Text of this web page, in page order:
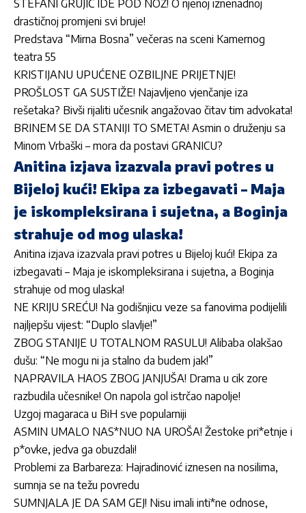
STEFANI GRUJIĆ IDE POD NOŽ! O njenoj iznenadnoj
drastičnoj promjeni svi bruje!
Predstava “Mirna Bosna” večeras na sceni Kamernog
teatra 55
KRISTIJANU UPUĆENE OZBILJNE PRIJETNJE!
PROŠLOST GA SUSTIŽE! Najavljeno vjenčanje iza
rešetaka? Bivši rijaliti učesnik angažovao čitav tim advokata!
BRINEM SE DA STANIJI TO SMETA! Asmin o druženju sa
Minom Vrbaški – mora da postavi GRANICU?
Anitina izjava izazvala pravi potres u
Bijeloj kući! Ekipa za izbegavati – Maja
je iskompleksirana i sujetna, a Boginja
strahuje od mog ulaska!
Anitina izjava izazvala pravi potres u Bijeloj kući! Ekipa za
izbegavati – Maja je iskompleksirana i sujetna, a Boginja
strahuje od mog ulaska!
NE KRIJU SREĆU! Na godišnjicu veze sa fanovima podijelili
najljepšu vijest: “Duplo slavlje!”
ZBOG STANIJE U TOTALNOM RASULU! Alibaba olakšao
dušu: “Ne mogu ni ja stalno da budem jak!”
NAPRAVILA HAOS ZBOG JANJUŠA! Drama u cik zore
razbudila učesnike! On napola gol istrčao napolje!
Uzgoj magaraca u BiH sve popularniji
ASMIN UMALO NAS*NUO NA UROŠA! Žestoke pri*etnje i
p*ovke, jedva ga obuzdali!
Problemi za Barbareza: Hajradinović iznesen na nosilima,
sumnja se na težu povredu
SUMNJALA JE DA SAM GEJ! Nisu imali inti*ne odnose,